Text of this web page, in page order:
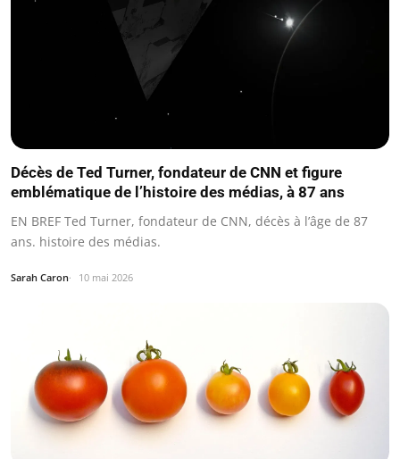
Décès de Ted Turner, fondateur de CNN et figure
emblématique de l’histoire des médias, à 87 ans
EN BREF Ted Turner, fondateur de CNN, décès à l’âge de 87
ans. histoire des médias.
Sarah Caron 10 mai 2026